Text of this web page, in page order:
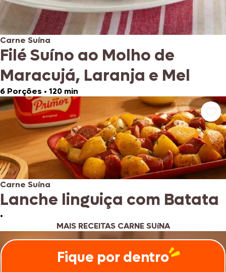
Carne Suína
Filé Suíno ao Molho de
Maracujá, Laranja e Mel
6 Porções • 120 min
Carne Suína
Lanche linguiça com Batata
•
MAIS RECEITAS CARNE SUíNA
Fique por dentro